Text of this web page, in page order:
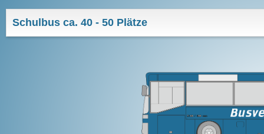
Schulbus ca. 40 - 50 Plätze